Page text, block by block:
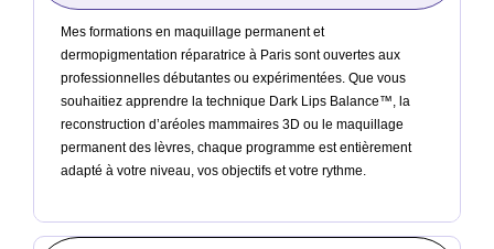
Mes formations en maquillage permanent et
dermopigmentation réparatrice à Paris sont ouvertes aux
professionnelles débutantes ou expérimentées. Que vous
souhaitiez apprendre la technique Dark Lips Balance™, la
reconstruction d’aréoles mammaires 3D ou le maquillage
permanent des lèvres, chaque programme est entièrement
adapté à votre niveau, vos objectifs et votre rythme.